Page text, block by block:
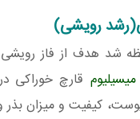
رویشی)
شد هدف از فاز رویشی
میسیلیوم قارچ خوراکی
کیفیت و میزان بذر